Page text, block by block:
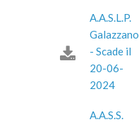
A.A.S.L.P.
Galazzano
- Scade il
20-06-
2024
A.A.S.S.